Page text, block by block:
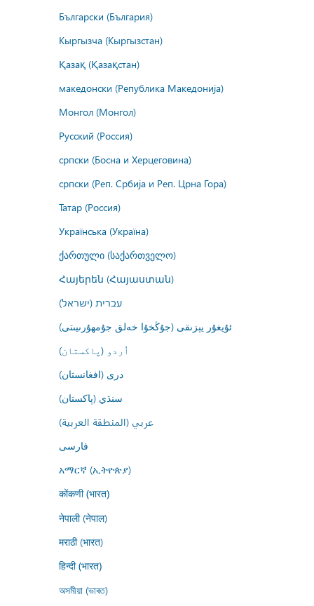
Български (България)
Кыргызча (Кыргызстан)
Қазақ (Қазақстан)
македонски (Република Македонија)
Монгол (Монгол)
Русский (Россия)
српски (Босна и Херцеговина)
српски (Реп. Србија и Реп. Црна Гора)
Татар (Россия)
Українська (Україна)
ქართული (საქართველო)
Հայերեն (Հայաստան)
עברית (ישראל)
ئۇيغۇر يېزىقى (جۇڭخۇا خەلق جۇمھۇرىيىتى)
اُردو (پاکستان)
درى (افغانستان)
سنڌي (پاکستان)
عربي (المنطقة العربية)
فارسى
አማርኛ (ኢትዮጵያ)
कोंकणी (भारत)
नेपाली (नेपाल)
मराठी (भारत)
हिन्दी (भारत)
অসমীয়া (ভাৰত)